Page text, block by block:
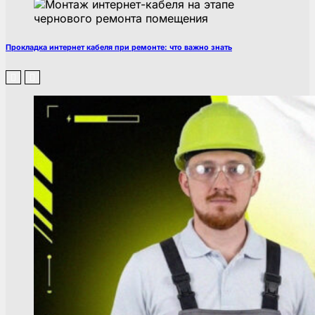
Прокладка интернет кабеля при ремонте: что важно знать